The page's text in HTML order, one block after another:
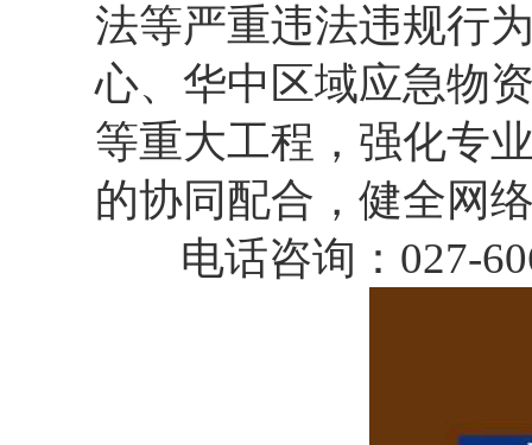
法等严重违法违规行
心、华中区域应急物
等重大工程，强化专
的协同配合，健全网
电话咨询：027-